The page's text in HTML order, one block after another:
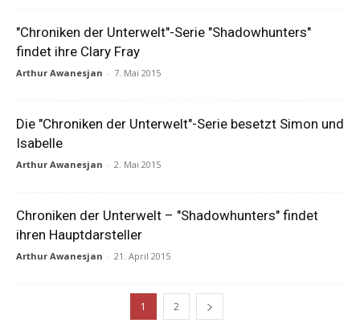
"Chroniken der Unterwelt"-Serie "Shadowhunters"
findet ihre Clary Fray
Arthur Awanesjan - 7. Mai 2015
Die "Chroniken der Unterwelt"-Serie besetzt Simon und
Isabelle
Arthur Awanesjan - 2. Mai 2015
Chroniken der Unterwelt – "Shadowhunters" findet
ihren Hauptdarsteller
Arthur Awanesjan - 21. April 2015
1 2